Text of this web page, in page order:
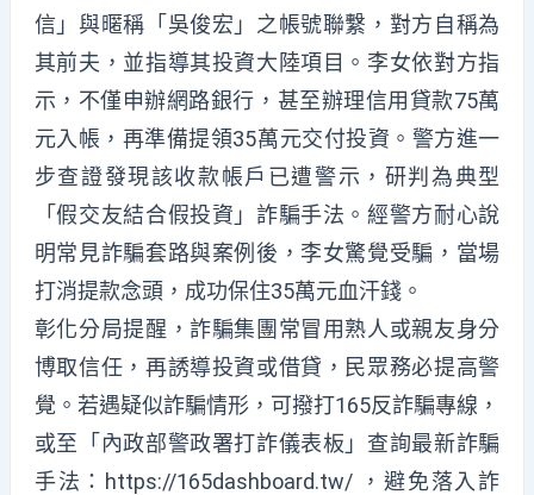
信」與暱稱「吳俊宏」之帳號聯繫，對方自稱為
其前夫，並指導其投資大陸項目。李女依對方指
示，不僅申辦網路銀行，甚至辦理信用貸款75萬
元入帳，再準備提領35萬元交付投資。警方進一
步查證發現該收款帳戶已遭警示，研判為典型
「假交友結合假投資」詐騙手法。經警方耐心說
明常見詐騙套路與案例後，李女驚覺受騙，當場
打消提款念頭，成功保住35萬元血汗錢。
彰化分局提醒，詐騙集團常冒用熟人或親友身分
博取信任，再誘導投資或借貸，民眾務必提高警
覺。若遇疑似詐騙情形，可撥打165反詐騙專線，
或至「內政部警政署打詐儀表板」查詢最新詐騙
手法：https://165dashboard.tw/ ，避免落入詐